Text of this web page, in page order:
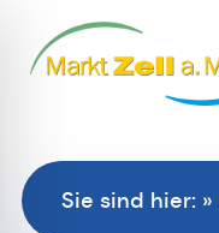
Sie sind hier: »